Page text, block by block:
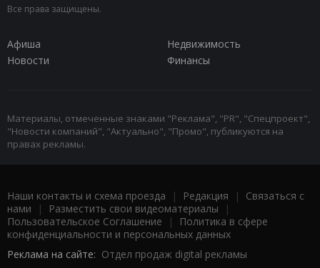
Все права защищены.
Афиша
Недвижимость
Новости
Финансы
Материалы, отмеченные знаками "Реклама", "PR", "Спецпроект",
"Новости компаний", "Актуально", "Промо", публикуются на
правах рекламы.
Наши контакты и схема проезда | Редакция | Связаться с
нами | Разместить свои видеоматериалы |
Пользовательское Соглашение |
Политика в сфере
конфиденциальности и персональных данных
Реклама на сайте: Отдел продаж digital рекламы